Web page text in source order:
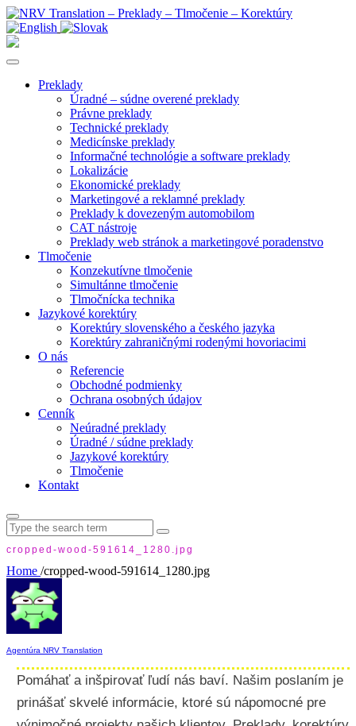
Preklady
Úradné – súdne overené preklady
Právne preklady
Technické preklady
Medicínske preklady
Informačné technológie a software preklady
Lokalizácie
Ekonomické preklady
Marketingové a reklamné preklady
Preklady k dovezeným automobilom
CAT nástroje
Preklady web stránok a marketingové poradenstvo
Tlmočenie
Konzekutívne tlmočenie
Simultánne tlmočenie
Tlmočnícka technika
Jazykové korektúry
Korektúry slovenského a českého jazyka
Korektúry zahraničnými rodenými hovoriacimi
O nás
Referencie
Obchodné podmienky
Ochrana osobných údajov
Cenník
Neúradné preklady
Úradné / súdne preklady
Jazykové korektúry
Tlmočenie
Kontakt
Search
for:
cropped-wood-591614_1280.jpg
Home /cropped-wood-591614_1280.jpg
Agentúra NRV Translation
Pomáhať a inšpirovať ľudí nás baví. Našim poslaním je
prinášať skvelé informácie, ktoré sú nápomocné pre